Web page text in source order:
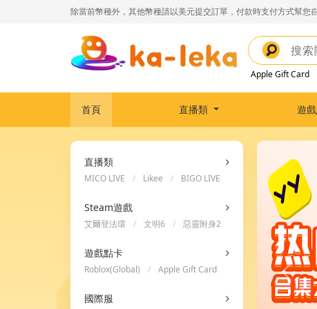
除當前幣種外，其他幣種請以美元提交訂單，付款時支付方式幫您
Apple Gift Card
首頁 直播類 遊
直播類
MICO LIVE / Likee / BIGO LIVE
Steam遊戲
艾爾登法環 / 文明6 / 惡靈附身2
遊戲點卡
Roblox(Global) /
Apple Gift Card
國際服